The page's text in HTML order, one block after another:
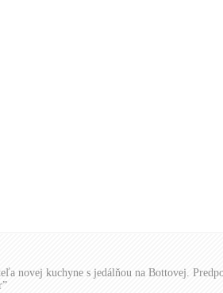
novej kuchyne s jedálňou na Bottovej.